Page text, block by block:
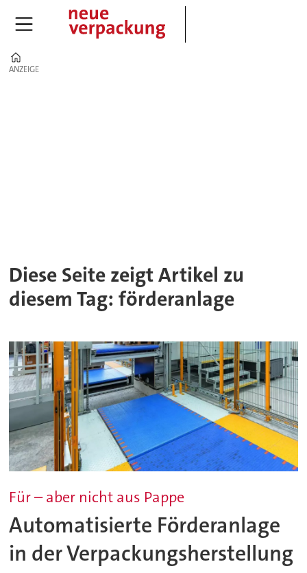
ANZEIGE
ANZEIGE
Diese Seite zeigt Artikel zu
diesem Tag: förderanlage
Für – aber nicht aus Pappe
Automatisierte Förderanlage
in der Verpackungsherstellung